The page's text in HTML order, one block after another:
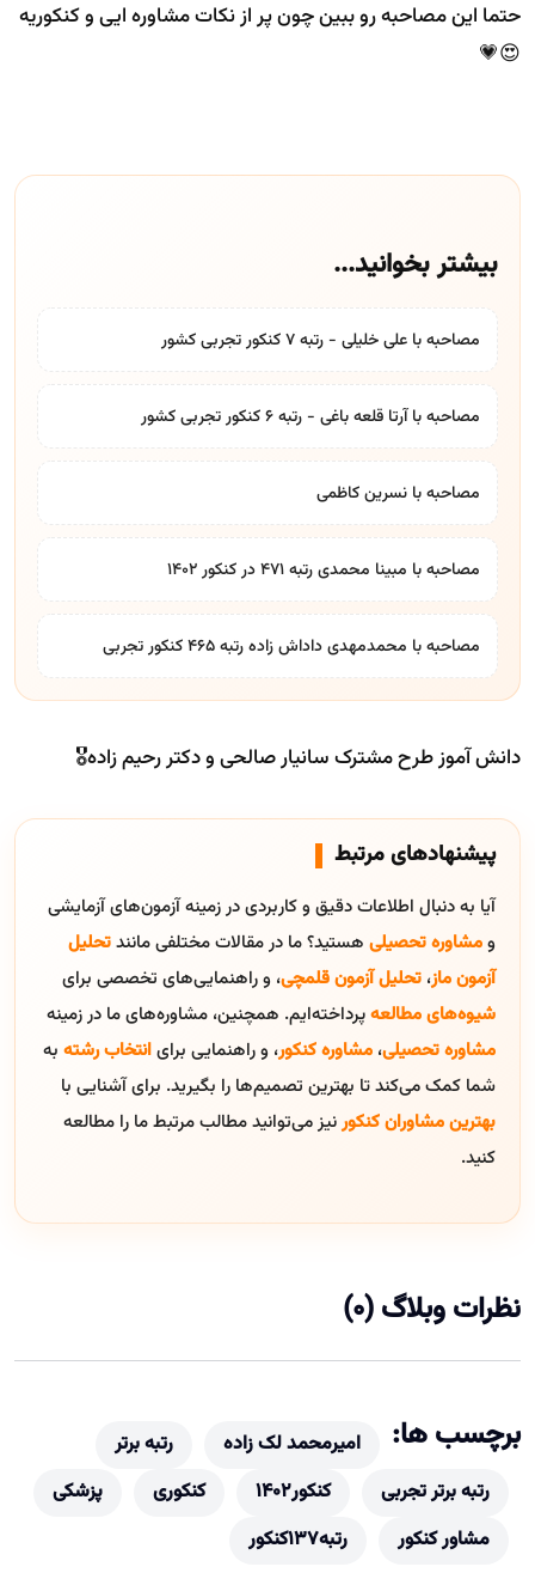
حتما این مصاحبه رو ببین چون پر از نکات مشاوره ایی و کنکوریه
😍💗
بیشتر بخوانید...
مصاحبه با علی خلیلی - رتبه 7 کنکور تجربی کشور
مصاحبه با آرتا قلعه باغی - رتبه 6 کنکور تجربی کشور
مصاحبه با نسرین کاظمی
مصاحبه با مبینا محمدی رتبه ۴۷۱ در کنکور ۱۴۰۲
مصاحبه با محمدمهدی داداش زاده رتبه ۴۶۵ کنکور تجربی
دانش آموز طرح مشترک سانیار صالحی و دکتر رحیم زاده🎖
پیشنهادهای مرتبط
آیا به دنبال اطلاعات دقیق و کاربردی در زمینه آزمون‌های آزمایشی
ومشاوره تحصیلی هستید؟ ما در مقالات مختلفی مانندتحلیل
آزمون ماز، تحلیل آزمون قلمچی، و راهنمایی‌های تخصصی برای
شیوه‌های مطالعهپرداخته‌ایم. همچنین، مشاوره‌های ما در زمینه
مشاوره تحصیلی، مشاوره کنکور، و راهنمایی برایانتخاب رشته به
شما کمک می‌کند تا بهترین تصمیم‌ها را بگیرید. برای آشنایی با
بهترین مشاوران کنکورنیز می‌توانید مطالب مرتبط ما را مطالعه
کنید.
نظرات وبلاگ (0)
برچسب ها: امیرمحمد لک زاده
رتبه برتر
رتبه برتر تجربی
کنکور1402 کنکوری
پزشکی
مشاور کنکور
رتبه137کنکور